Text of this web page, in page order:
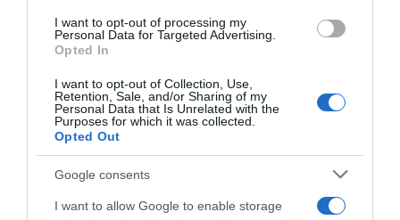
I want to opt-out of processing my
Personal Data for Targeted Advertising.
Opted In
I want to opt-out of Collection, Use,
Retention, Sale, and/or Sharing of my
Personal Data that Is Unrelated with the
Purposes for which it was collected.
Opted Out
Google consents
I want to allow Google to enable storage
2026-08-06.
Lemondta esküvőjét Nemes Anna